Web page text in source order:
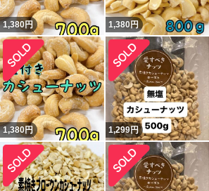
1,380円 1,380円
1,380円 1,299円